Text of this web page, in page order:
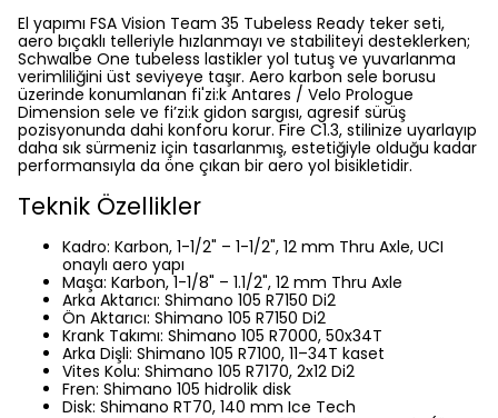
El yapımı FSA Vision Team 35 Tubeless Ready teker seti,
aero bıçaklı telleriyle hızlanmayı ve stabiliteyi desteklerken;
Schwalbe One tubeless lastikler yol tutuş ve yuvarlanma
verimliliğini üst seviyeye taşır. Aero karbon sele borusu
üzerinde konumlanan fi'zi:k Antares / Velo Prologue
Dimension sele ve fi’zi:k gidon sargısı, agresif sürüş
pozisyonunda dahi konforu korur. Fire C1.3, stilinize uyarlayıp
daha sık sürmeniz için tasarlanmış, estetiğiyle olduğu kadar
performansıyla da öne çıkan bir aero yol bisikletidir.
Teknik Özellikler
Kadro: Karbon, 1-1/2" – 1-1/2", 12 mm Thru Axle, UCI
onaylı aero yapı
Maşa: Karbon, 1-1/8" – 1.1/2", 12 mm Thru Axle
Arka Aktarıcı: Shimano 105 R7150 Di2
Ön Aktarıcı: Shimano 105 R7150 Di2
Krank Takımı: Shimano 105 R7000, 50x34T
Arka Dişli: Shimano 105 R7100, 11–34T kaset
Vites Kolu: Shimano 105 R7170, 2x12 Di2
Fren: Shimano 105 hidrolik disk
Disk: Shimano RT70, 140 mm Ice Tech